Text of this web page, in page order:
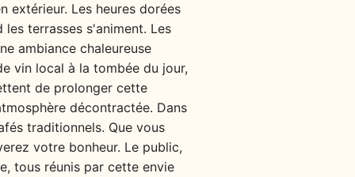
extérieur. Les heures dorées
terrasses s'animent. Les
ambiance chaleureuse
vin local à la tombée du jour,
de prolonger cette
décontractée. Dans
traditionnels. Que vous
votre bonheur. Le public,
tous réunis par cette envie